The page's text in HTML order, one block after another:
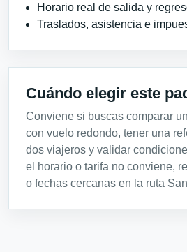
Horario real de salida y
Traslados, asistencia e
Cuándo elegir este
Conviene si buscas comparar
con vuelo redondo, tener una
dos viajeros y validar
el horario o tarifa no conviene,
o fechas cercanas en la ruta